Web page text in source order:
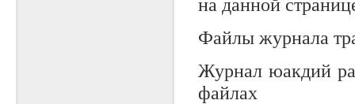
на данной
Файлы журнала
Журнал юакдий
файлах